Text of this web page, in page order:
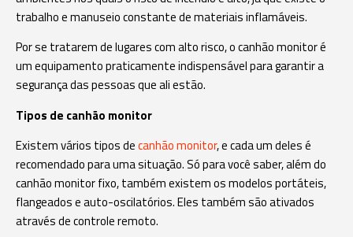
trabalho e manuseio constante de materiais inflamáveis.
Por se tratarem de lugares com alto risco, o canhão monitor é
um equipamento praticamente indispensável para garantir a
segurança das pessoas que ali estão.
Tipos de canhão monitor
Existem vários tipos decanhão monitor, e cada um deles é
recomendado para uma situação. Só para você saber, além do
canhão monitor fixo, também existem os modelos portáteis,
flangeados e auto-oscilatórios. Eles também são ativados
através de controle remoto.